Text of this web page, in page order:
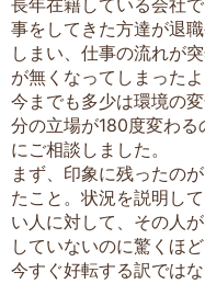
事をしてきた方達が退
しまい、仕事の流れが
が無くなってしまったよ
今までも多少は環境の
分の立場が180度変わ
にご相談しました。
まず、印象に残ったの
たこと。状況を説明し
い人に対して、その人
していないのに驚くほ
今すぐ好転する訳では